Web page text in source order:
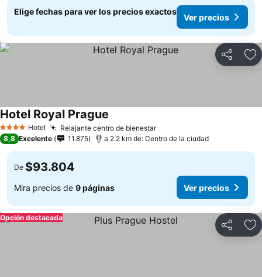
Elige fechas para ver los precios exactos
Ver precios
Compartir
4 EstrellasHotel Relajante centro de bienestarVer precios
Hotel Royal Prague
8,8 Excelente 11.875 a 2.2 km de: Centro de la ciudad
De $93.804
Mira precios de 9 páginas Ver precios
Compartir
Opción destacada